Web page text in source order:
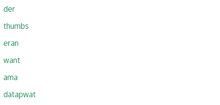
der
thumbs
eran
want
ama
datapwat